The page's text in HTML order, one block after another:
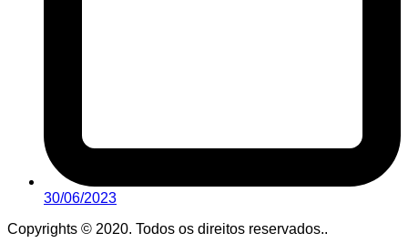
30/06/2023
Copyrights © 2020. Todos os direitos reservados..